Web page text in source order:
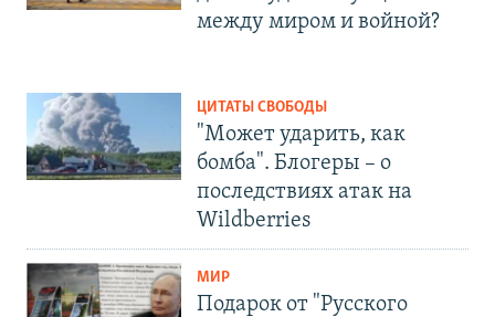
между миром и войной?
ЦИТАТЫ СВОБОДЫ
"Может ударить, как
бомба". Блогеры – о
последствиях атак на
Wildberries
МИР
Подарок от "Русского